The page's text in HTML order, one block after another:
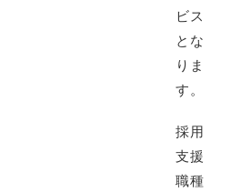
ビス
とな
りま
す。
採用
支援
職種